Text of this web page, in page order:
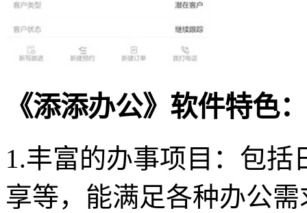
《添添办公》软件特色：
1.丰富的办事项目：包
享等，能满足各种办公需